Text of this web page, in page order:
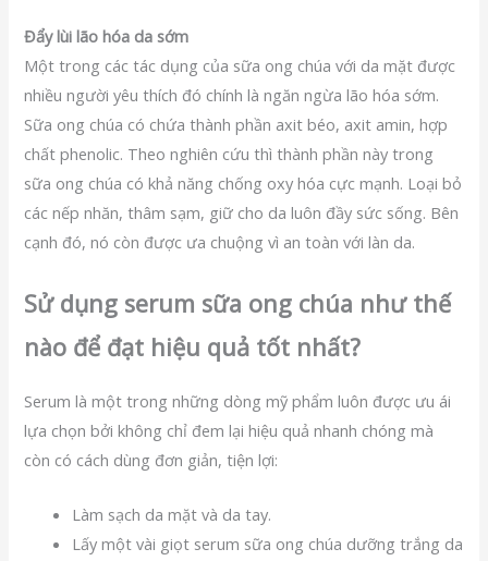
Đẩy lùi lão hóa da sớm
Một trong các tác dụng của sữa ong chúa với da mặt được
nhiều người yêu thích đó chính là ngăn ngừa lão hóa sớm.
Sữa ong chúa có chứa thành phần axit béo, axit amin, hợp
chất phenolic. Theo nghiên cứu thì thành phần này trong
sữa ong chúa có khả năng chống oxy hóa cực mạnh. Loại bỏ
các nếp nhăn, thâm sạm, giữ cho da luôn đầy sức sống. Bên
cạnh đó, nó còn được ưa chuộng vì an toàn với làn da.
Sử dụng serum sữa ong chúa như thế
nào để đạt hiệu quả tốt nhất?
Serum là một trong những dòng mỹ phẩm luôn được ưu ái
lựa chọn bởi không chỉ đem lại hiệu quả nhanh chóng mà
còn có cách dùng đơn giản, tiện lợi:
Làm sạch da mặt và da tay.
Lấy một vài giọt serum sữa ong chúa dưỡng trắng da